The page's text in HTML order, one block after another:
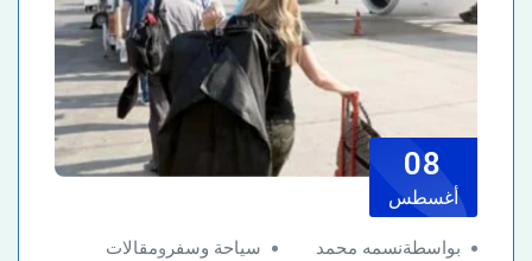
08
أغسطس
بواسطةنسمه محمد سياحة وسفر ومقالات